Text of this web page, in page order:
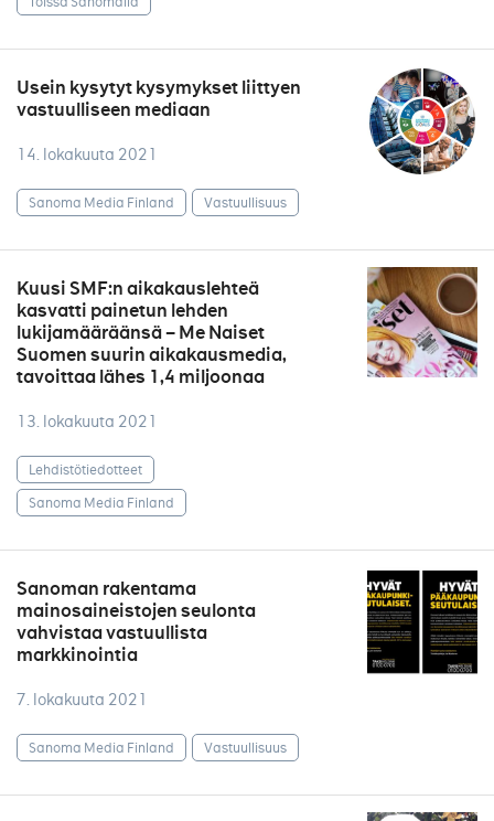
Usein kysytyt kysymykset liittyen
vastuulliseen mediaan
14. lokakuuta 2021
Sanoma Media Finland Vastuullisuus
Kuusi SMF:n aikakauslehteä
kasvatti painetun lehden
lukijamääräänsä – Me Naiset
Suomen suurin aikakausmedia,
tavoittaa lähes 1,4 miljoonaa
13. lokakuuta 2021
Lehdistötiedotteet
Sanoma Media Finland
Sanoman rakentama
mainosaineistojen seulonta
vahvistaa vastuullista
markkinointia
7. lokakuuta 2021
Sanoma Media Finland Vastuullisuus